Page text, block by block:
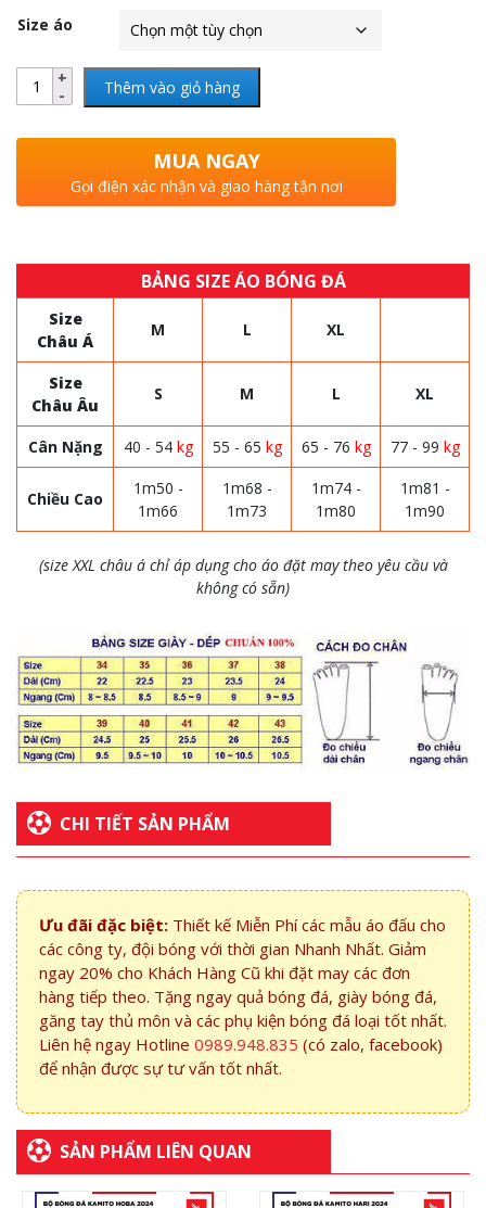
Size áo
Thêm vào giỏ hàng
MUA NGAY
Gọi điện xác nhận và giao hàng tận nơi
BẢNG SIZE ÁO BÓNG ĐÁ
Size
Châu Á
M L XL
Size
Châu Âu
S M L XL
Cân Nặng 40 - 54 kg 55 - 65 kg 65 - 76 kg 77 - 99 kg
Chiều Cao
1m50 -
1m66
1m68 -
1m73
1m74 -
1m80
1m81 -
1m90
(size XXL châu á chỉ áp dụng cho áo đặt may theo yêu cầu và
không có sẵn)
CHI TIẾT SẢN PHẨM
Ưu đãi đặc biệt: Thiết kế Miễn Phí các mẫu áo đấu cho
các công ty, đội bóng với thời gian Nhanh Nhất. Giảm
ngay 20% cho Khách Hàng Cũ khi đặt may các đơn
hàng tiếp theo. Tặng ngay quả bóng đá, giày bóng đá,
găng tay thủ môn và các phụ kiện bóng đá loại tốt nhất.
Liên hệ ngay Hotline 0989.948.835 (có zalo, facebook)
để nhận được sự tư vấn tốt nhất.
SẢN PHẨM LIÊN QUAN